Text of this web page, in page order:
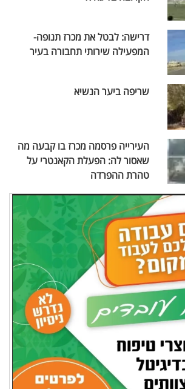
דרישה: לבטל את מכרז תנופה-
המפעילה שירותי תחבורה בעיר
שריפה ביער הנשיא
העירייה פרסמה מכרז בו קבעה מה
שאסור לה: הפעלת הקאנטרי על
טהרת ההפרדה